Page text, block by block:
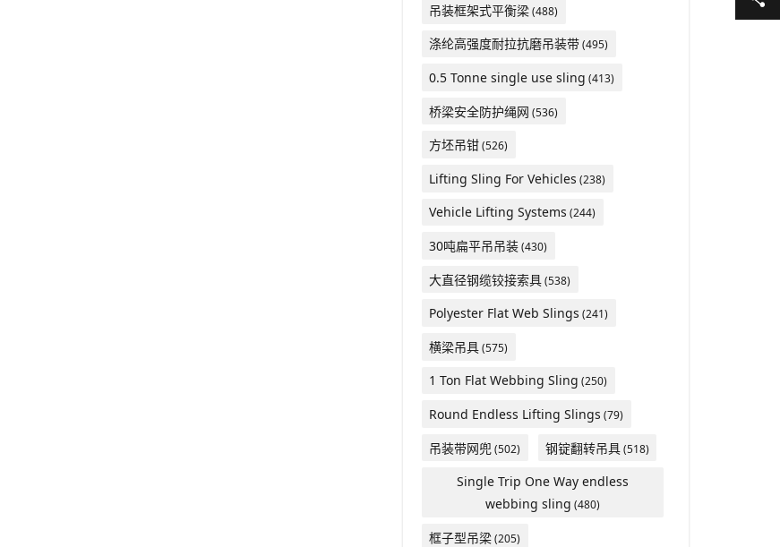
吊装框架式平衡梁(488)
涤纶高强度耐拉抗磨吊装带(495)
0.5 Tonne single use sling (413)
桥梁安全防护绳网 (536)
方坯吊钳(526)
Lifting Sling For Vehicles (238)
Vehicle Lifting Systems (244)
30吨扁平吊吊装(430)
大直径钢缆铰接索具(538)
Polyester Flat Web Slings (241)
横梁吊具(575)
1 Ton Flat Webbing Sling (250)
Round Endless Lifting Slings (79)
吊装带网兜 (502) 钢锭翻转吊具(518)
Single Trip One Way endless
webbing sling (480)
框子型吊梁(205)